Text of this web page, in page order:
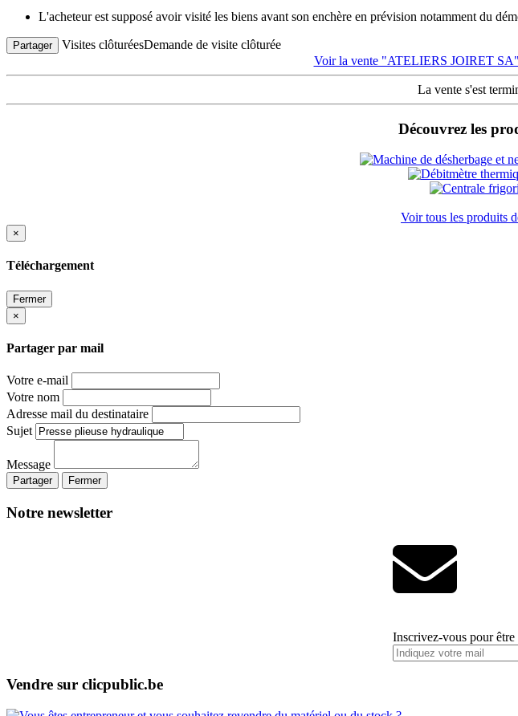
L'acheteur est supposé avoir visité les biens avant son enchère en prévision notamment du
Partager Visites clôturéesDemande de visite clôturée
Voir la vente "ATELIERS JOIRET SA"
La vente s'est
Découvrez les
Voir tous les produits
×
Téléchargement
Fermer
×
Partager par mail
Votre e-mail
Votre nom
Adresse mail du destinataire
Sujet
Message
Partager Fermer
Notre newsletter
Inscrivez-vous pour
Vendre sur clicpublic.be